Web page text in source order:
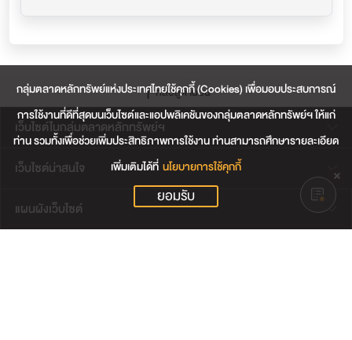
กลุ่มตลาดหลักทรัพย์แห่งประเทศไทยใช้คุกกี้ (Cookies) เพื่อมอบประสบการณ์
การใช้งานที่ดีที่สุดบนเว็บไซต์และแอปพลิเคชันของกลุ่มตลาดหลักทรัพย์ฯ ให้แก่
ท่าน รวมทั้งเพื่อช่วยเพิ่มประสิทธิภาพการใช้งาน ท่านสามารถศึกษารายละเอียด
เพิ่มเติมได้ที่ นโยบายการใช้คุกกี้
ยอมรับ
กลับสู่ด้านบน
เว็บไซต์ในกลุ่มตลาดหลักทรัพย์ฯ
เว็บไซต์น่าสนใจ
แผนผังเว็บไซต์